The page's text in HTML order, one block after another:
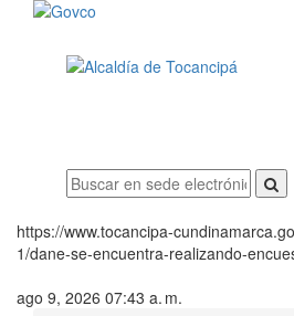
https://www.tocancipa-
1/dane-se-encuentra-realizando-
ago 9, 2026 07:43 a. m.